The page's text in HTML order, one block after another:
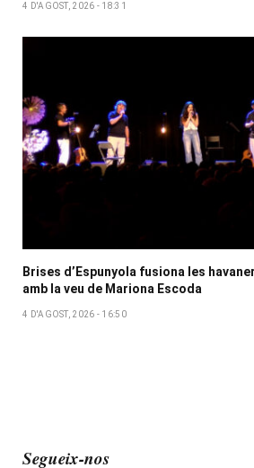
4 D'AGOST, 2026 - 18:31
Brises d’Espunyola fusiona les
amb la veu de Mariona Escoda
4 D'AGOST, 2026 - 16:50
Segueix-nos